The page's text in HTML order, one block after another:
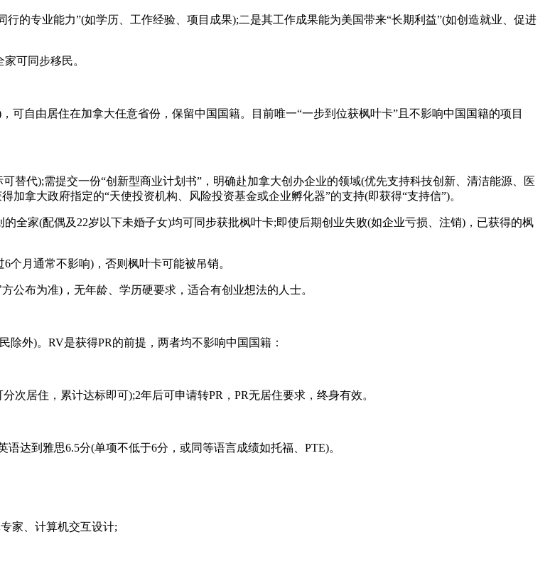
的专业能力”(如学历、工作经验、项目成果);二是其工作成果能为美国带来“长期利益”(如创造就业、促进
可同步移民。
自由居住在加拿大任意省份，保留中国国籍。目前唯一“一步到位获枫叶卡”且不影响中国国籍的项目
替代);需提交一份“创新型商业计划书”，明确赴加拿大创办企业的领域(优先支持科技创新、清洁能源、医
拿大政府指定的“天使投资机构、风险投资基金或企业孵化器”的支持(即获得“支持信”)。
全家(配偶及22岁以下未婚子女)均可同步获批枫叶卡;即使后期创业失败(如企业亏损、注销)，已获得的枫
个月通常不影响)，否则枫叶卡可能被吊销。
公布为准)，无年龄、学历硬要求，适合有创业想法的人士。
除外)。RV是获得PR的前提，两者均不影响中国国籍：
次居住，累计达标即可);2年后可申请转PR，PR无居住要求，终身有效。
达到雅思6.5分(单项不低于6分，或同等语言成绩如托福、PTE)。
家、计算机交互设计;